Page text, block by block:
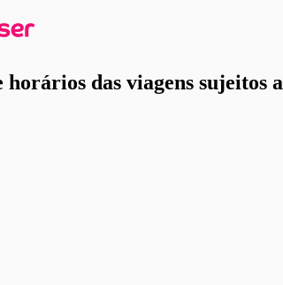
das viagens sujeitos a